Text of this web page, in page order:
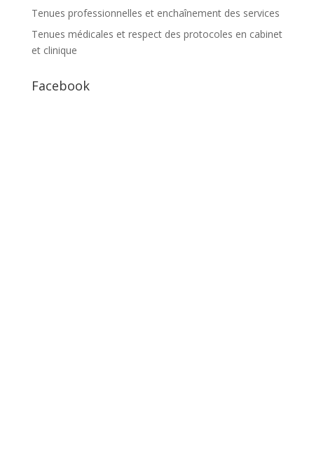
Tenues professionnelles et enchaînement des services
Tenues médicales et respect des protocoles en cabinet
et clinique
Facebook